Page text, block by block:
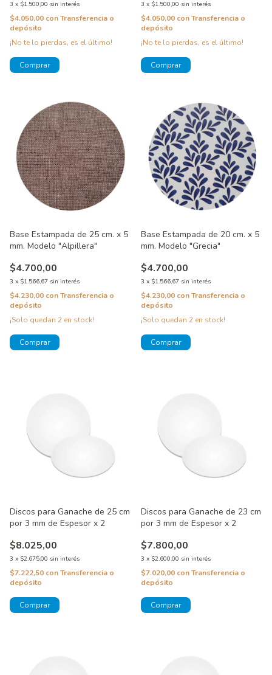
3 x $1.500,00 sin interés
$4.050,00 conTransferencia o
depósito
¡No te lo pierdas, es el último!
3 x $1.500,00 sin interés
$4.050,00 conTransferencia o
depósito
¡No te lo pierdas, es el último!
Base Estampada de 25 cm. x 5
mm. Modelo "Alpillera"
$4.700,00
3 x $1.566,67 sin interés
$4.230,00 conTransferencia o
depósito
¡Solo quedan 2 en stock!
Base Estampada de 20 cm. x 5
mm. Modelo "Grecia"
$4.700,00
3 x $1.566,67 sin interés
$4.230,00 conTransferencia o
depósito
¡Solo quedan 2 en stock!
Discos para Ganache de 25 cm
por 3 mm de Espesor x 2
$8.025,00
3 x $2.675,00 sin interés
$7.222,50 conTransferencia o
depósito
Discos para Ganache de 23 cm
por 3 mm de Espesor x 2
$7.800,00
3 x $2.600,00 sin interés
$7.020,00 conTransferencia o
depósito